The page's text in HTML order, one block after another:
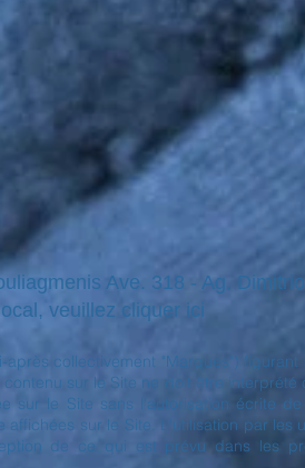
Ave. 318 - Ag.
veuillez cliquer ici
collectivement "Marques")
sur le Site ne doit être
sur le Site sans l'autorisation écrite
sur le Site. L'utilisation par
de ce qui est prévu dans les